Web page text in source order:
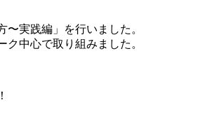
実践編」を行いました。
ク中心で取り組みました。